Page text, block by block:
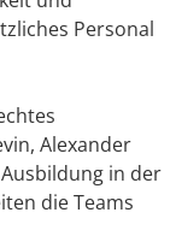
Personal
Alexander
in der
die Teams